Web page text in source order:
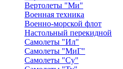
Вертолеты "Ми"
Военная техника
Военно-морской флот
Настольный перекидной
Самолеты "Ил"
Самолеты "МиГ"
Самолеты "Су"